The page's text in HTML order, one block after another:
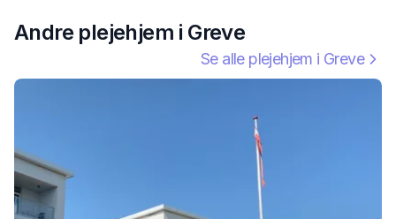
Andre plejehjem i Greve
Se alle plejehjem i Greve